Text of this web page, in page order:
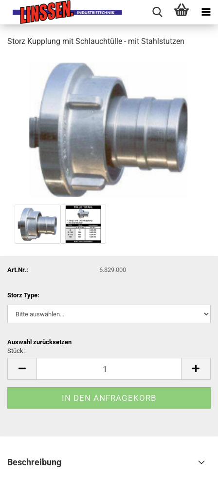
Storz Kupplung mit Schlauchtülle - mit Stahlstutzen
Art.Nr.: 6.829.000
Storz Type:
Auswahl zurücksetzen
Stück:
Beschreibung